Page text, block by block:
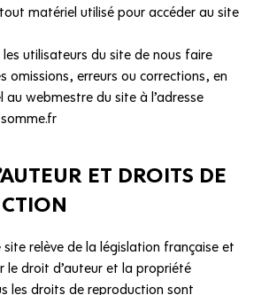
matériel utilisé pour accéder au site
les utilisateurs du site de nous faire
omissions, erreurs ou corrections, en
au webmestre du site à l’adresse
ET DROITS DE
site relève de la législation française et
le droit d’auteur et la propriété
les droits de reproduction sont